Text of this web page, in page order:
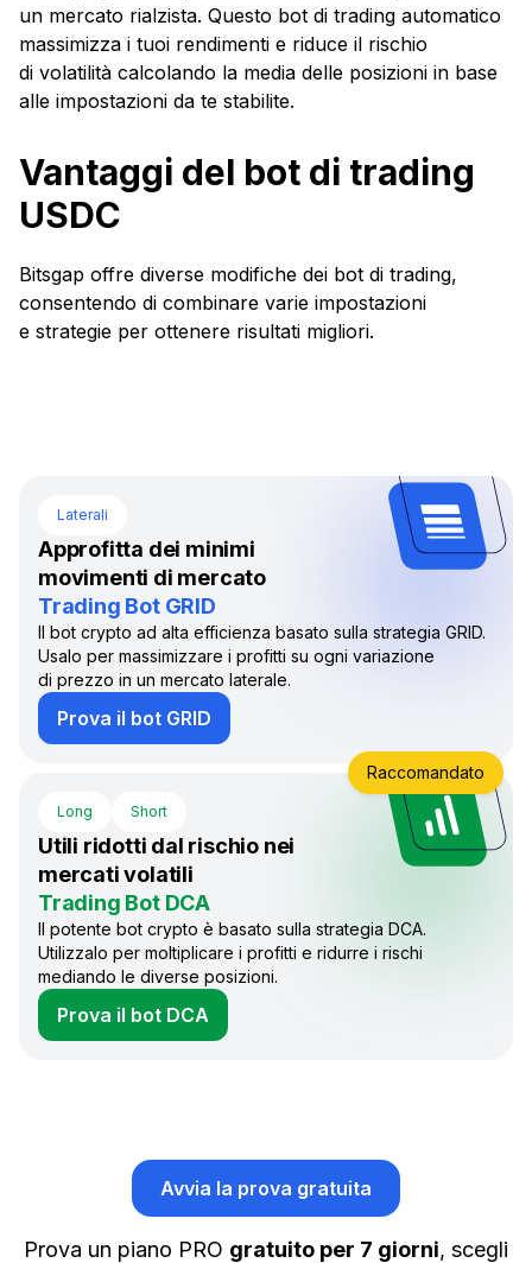
un mercato rialzista. Questo bot di trading automatico
massimizza i tuoi rendimenti e riduce il rischio
di volatilità calcolando la media delle posizioni in base
alle impostazioni da te stabilite.
Vantaggi del bot di trading
USDС
Bitsgap offre diverse modifiche dei bot di trading,
consentendo di combinare varie impostazioni
e strategie per ottenere risultati migliori.
Laterali
Approfitta dei minimi
movimenti di mercato
Trading Bot GRID
Il bot crypto ad alta efficienza basato sulla strategia GRID.
Usalo per massimizzare i profitti su ogni variazione
di prezzo in un mercato laterale.
Prova il bot GRID
Long Short
Utili ridotti dal rischio nei
mercati volatili
Trading Bot DCA
Il potente bot crypto è basato sulla strategia DCA.
Utilizzalo per moltiplicare i profitti e ridurre i rischi
mediando le diverse posizioni.
Prova il bot DCA
Raccomandato
Avvia la prova gratuita
Prova un piano PRO gratuito per 7 giorni, scegli